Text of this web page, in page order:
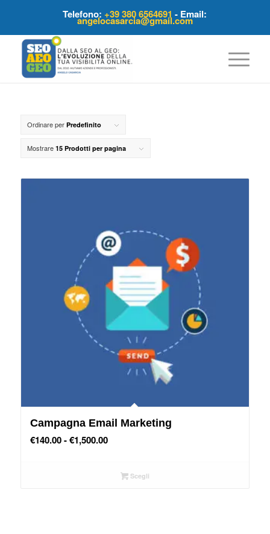
Telefono:+39 380 6564691 - Email:
angelocasarcia@gmail.com
Ordinare per Predefinito
Mostrare 15 Prodotti per pagina
Campagna Email Marketing
€140.00 - €1,500.00Fascia
Scegli